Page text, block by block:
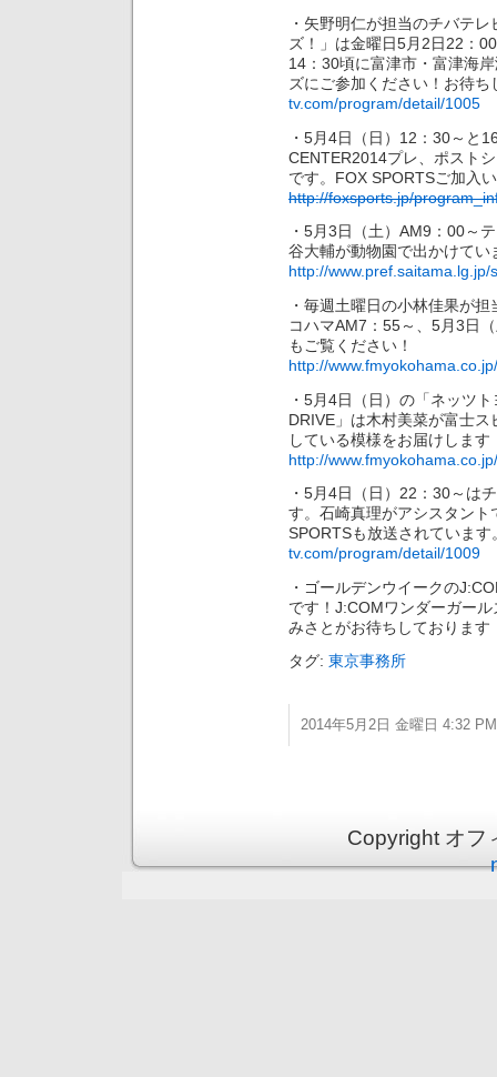
・矢野明仁が担当のチバテ
ズ！」は金曜日5月2日22：
14：30頃に富津市・富津海
ズにご参加ください！お待ち
tv.com/program/detail/1005
・5月4日（日）12：30～と
CENTER2014プレ、ポスト
です。FOX SPORTSご加入
http://foxsports.jp/
・5月3日（土）AM9：00～
谷大輔が動物園で出かけて
http://www.pref.saitama.lg.jp/
・毎週土曜日の小林佳果が
コハマAM7：55～、5月3日
もご覧ください！
http://
・5月4日（日）の「ネッツ
DRIVE」は木村美菜が富士
している模様をお届けしま
http://
・5月4日（日）22：30～は
す。石崎真理がアシスタン
SPORTSも放送されていま
tv.com/program/detail/1009
・ゴールデンウイークの
です！J:COMワンダーガー
みさとがお待ちしております
タグ: 東京事務所
2014年5月2日 金曜日 4:32
Copyright オ